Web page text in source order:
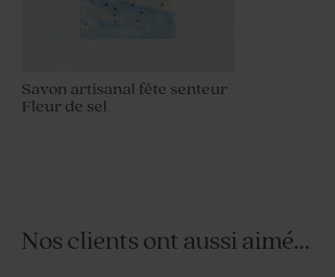
Savon artisanal fête senteur
Fleur de sel
Nos clients ont aussi aimé...